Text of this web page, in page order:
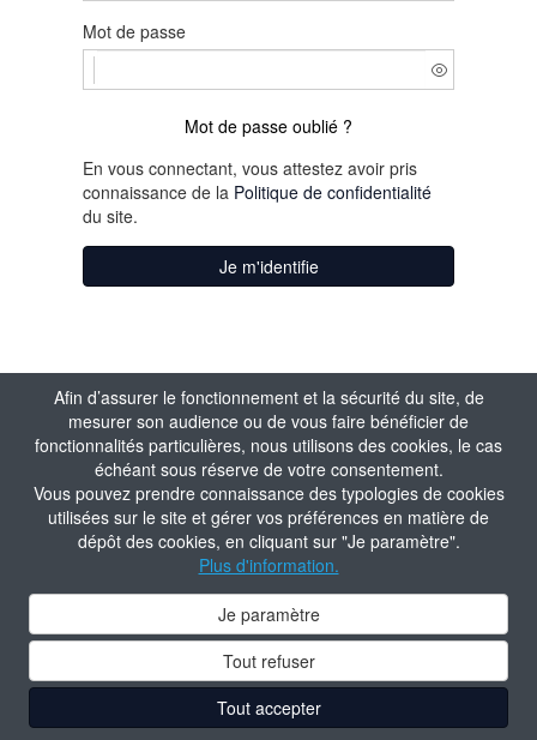
Afin d’assurer le fonctionnement et la sécurité du site, de
mesurer son audience ou de vous faire bénéficier de
fonctionnalités particulières, nous utilisons des cookies, le cas
échéant sous réserve de votre consentement.
Vous pouvez prendre connaissance des typologies de cookies
utilisées sur le site et gérer vos préférences en matière de
dépôt des cookies, en cliquant sur "Je paramètre".
Plus d'information.
Je paramètre
Tout refuser
Tout accepter
Mot de passe
Mot de passe oublié ?
En vous connectant, vous attestez avoir pris
connaissance de la Politique de confidentialité
du site.
Je m'identifie